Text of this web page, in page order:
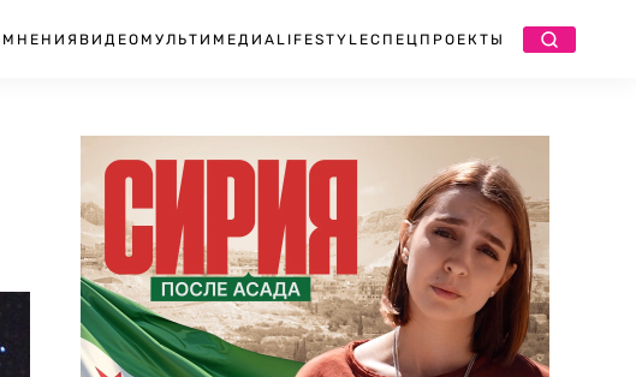
МНЕНИЯ ВИДЕО МУЛЬТИМЕДИА LIFESTYLEСПЕЦПРОЕКТЫ